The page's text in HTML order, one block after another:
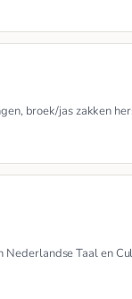
broek/jas zakken
Taal en